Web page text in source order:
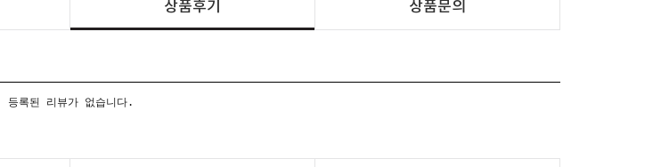
상품후기 상품문의
등록된 리뷰가 없습니다.